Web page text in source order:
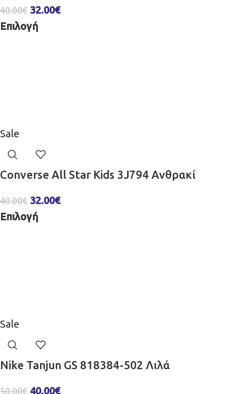
40.00€ 32.00€
Επιλογή
Sale
Converse All Star Kids 3J794 Aνθρακί
40.00€ 32.00€
Επιλογή
Sale
Nike Tanjun GS 818384-502 Λιλά
50.00€ 40.00€